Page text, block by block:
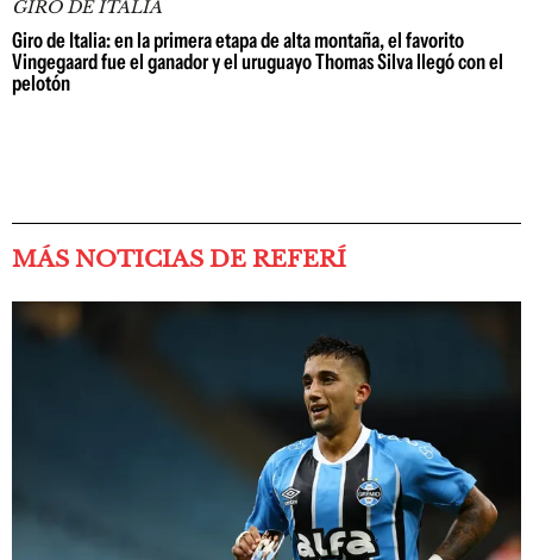
GIRO DE ITALIA
Giro de Italia: en la primera etapa de alta montaña, el favorito
Vingegaard fue el ganador y el uruguayo Thomas Silva llegó con el
pelotón
MÁS NOTICIAS DE REFERÍ